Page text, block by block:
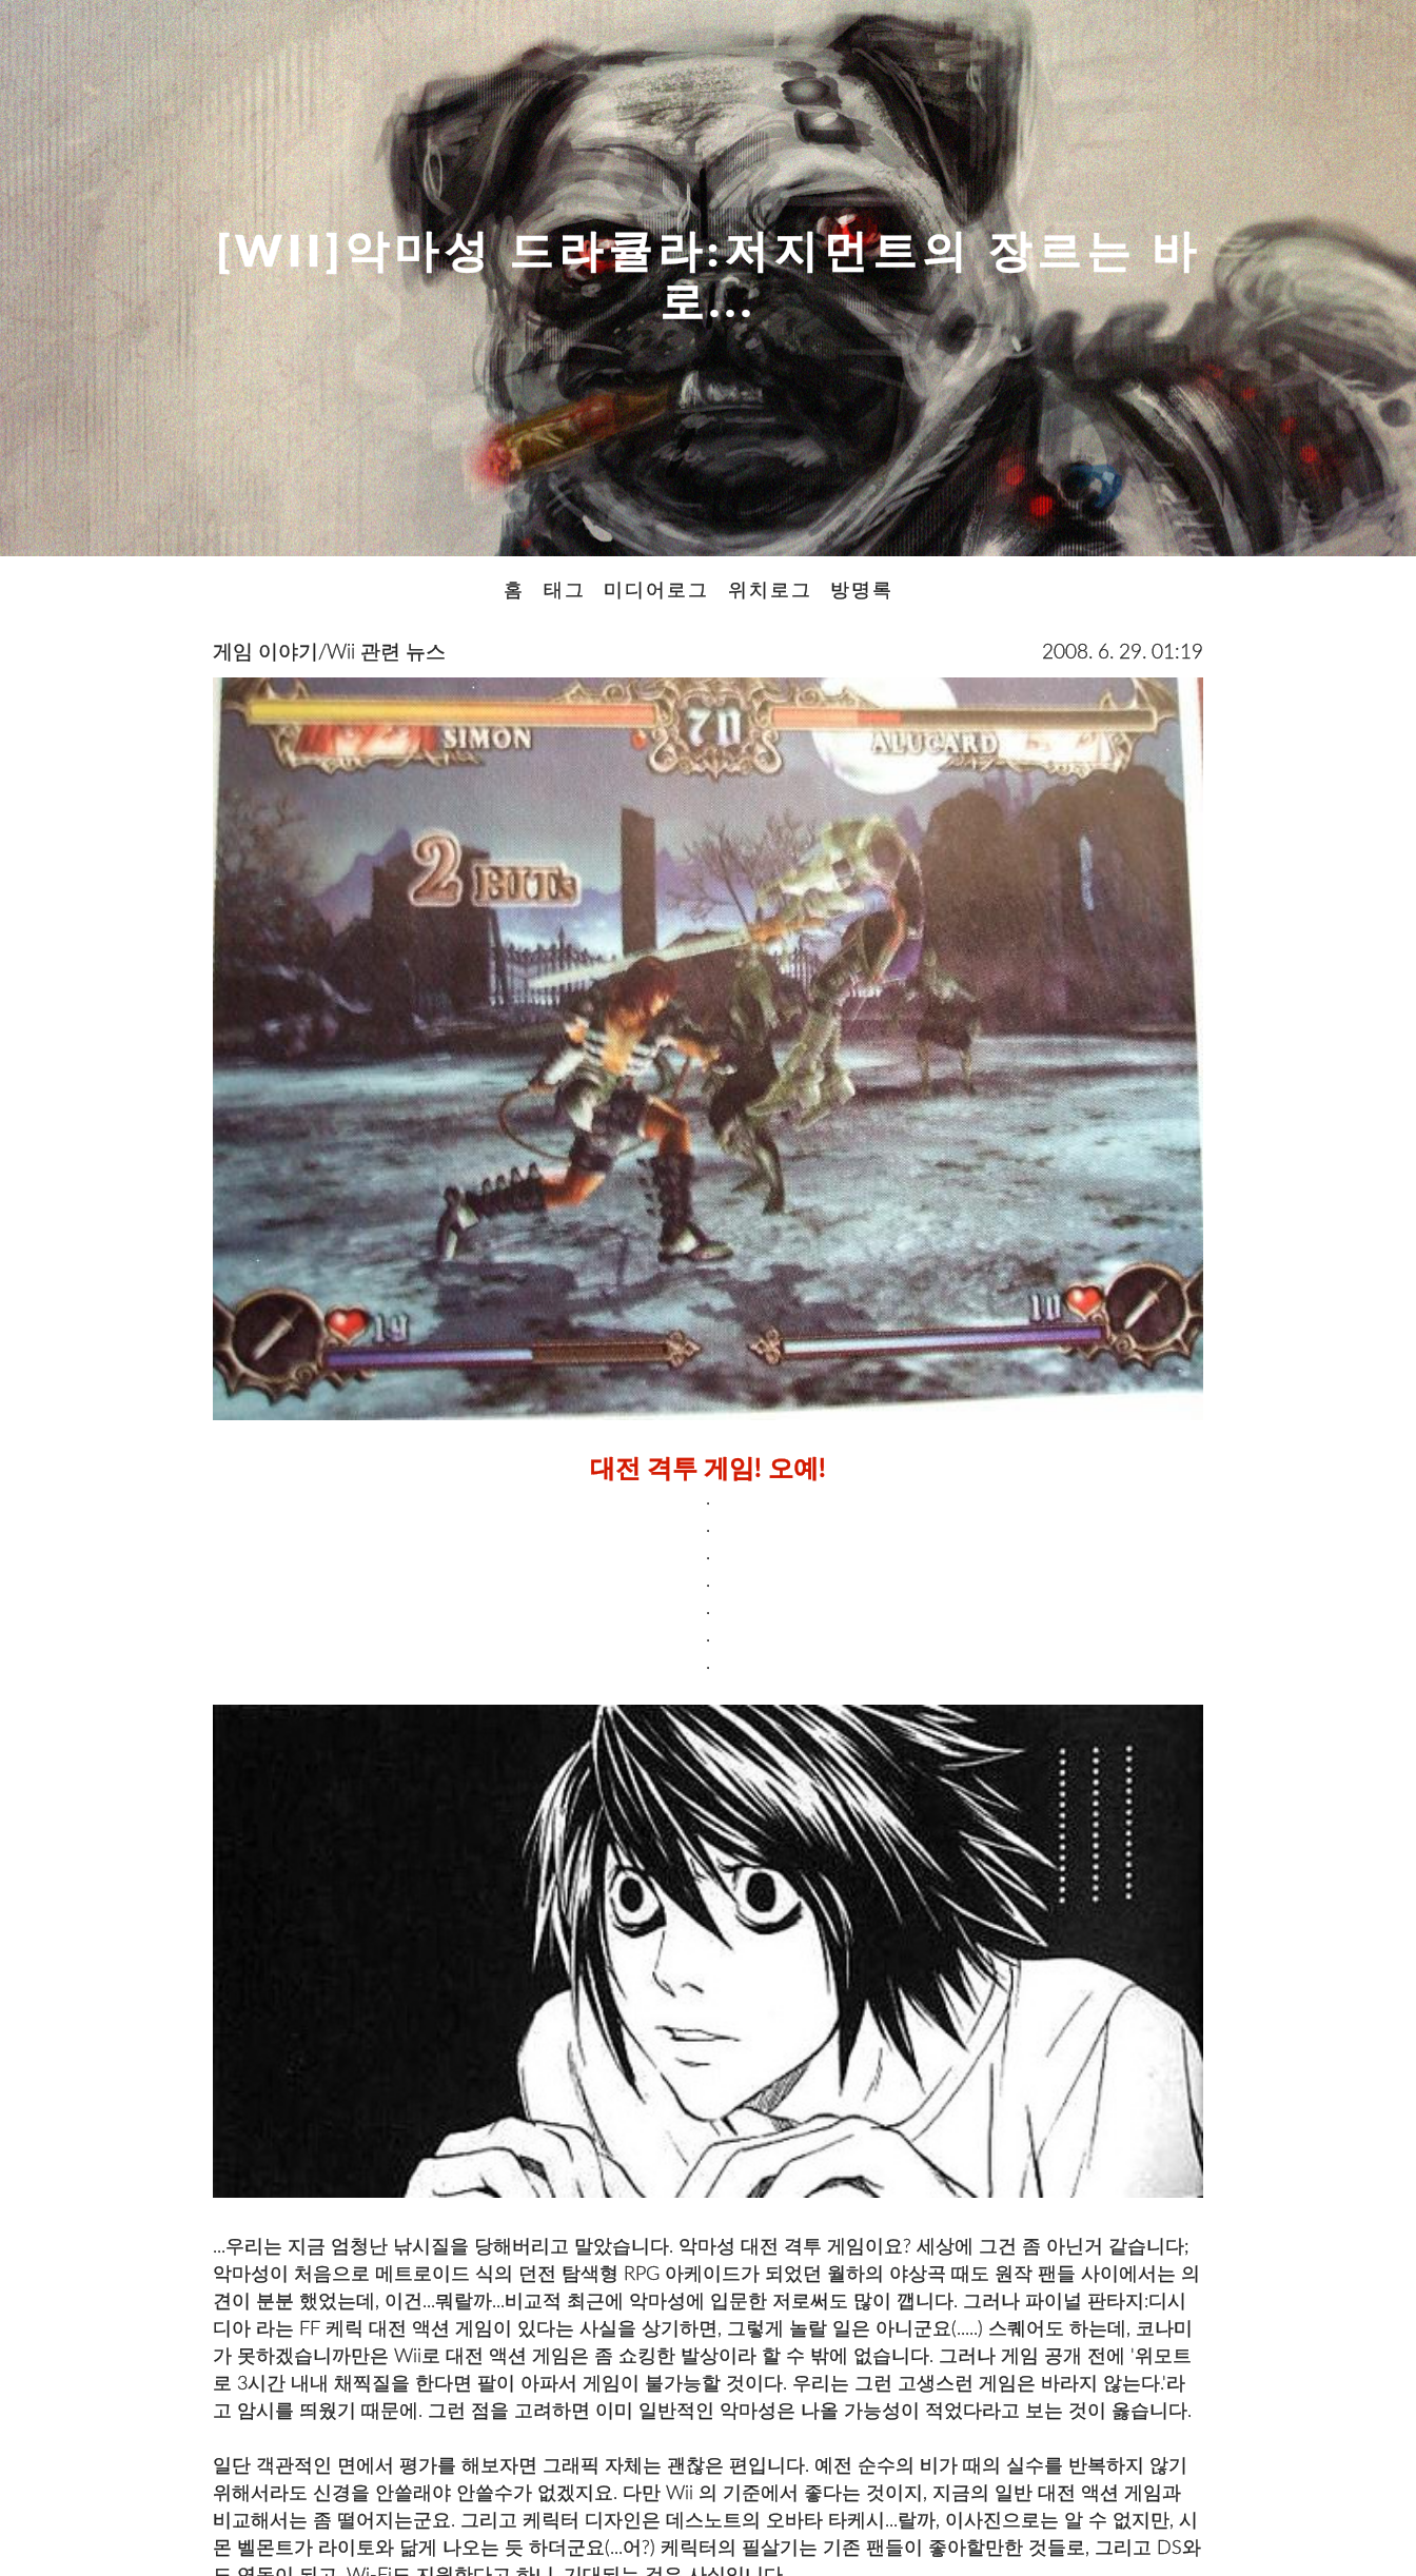
[WII]악마성 드라큘라:저지먼트의 장르는 바
로...
홈 태그 미디어로그 위치로그 방명록
게임 이야기/Wii 관련 뉴스 2008. 6. 29. 01:19
대전 격투 게임! 오예!
.
.
.
.
.
.
.
...우리는 지금 엄청난 낚시질을 당해버리고 말았습니다. 악마성 대전 격투 게임이요? 세상에 그건 좀 아닌거 같습니다;
악마성이 처음으로 메트로이드 식의 던전 탐색형 RPG 아케이드가 되었던 월하의 야상곡 때도 원작 팬들 사이에서는 의
견이 분분 했었는데, 이건...뭐랄까...비교적 최근에 악마성에 입문한 저로써도 많이 깹니다. 그러나 파이널 판타지:디시
디아 라는 FF 케릭 대전 액션 게임이 있다는 사실을 상기하면, 그렇게 놀랄 일은 아니군요(.....) 스퀘어도 하는데, 코나미
가 못하겠습니까만은 Wii로 대전 액션 게임은 좀 쇼킹한 발상이라 할 수 밖에 없습니다. 그러나 게임 공개 전에 '위모트
로 3시간 내내 채찍질을 한다면 팔이 아파서 게임이 불가능할 것이다. 우리는 그런 고생스런 게임은 바라지 않는다.'라
고 암시를 띄웠기 때문에. 그런 점을 고려하면 이미 일반적인 악마성은 나올 가능성이 적었다라고 보는 것이 옳습니다.
일단 객관적인 면에서 평가를 해보자면 그래픽 자체는 괜찮은 편입니다. 예전 순수의 비가 때의 실수를 반복하지 않기
위해서라도 신경을 안쓸래야 안쓸수가 없겠지요. 다만 Wii 의 기준에서 좋다는 것이지, 지금의 일반 대전 액션 게임과
비교해서는 좀 떨어지는군요. 그리고 케릭터 디자인은 데스노트의 오바타 타케시...랄까, 이사진으로는 알 수 없지만, 시
몬 벨몬트가 라이토와 닮게 나오는 듯 하더군요(...어?) 케릭터의 필살기는 기존 팬들이 좋아할만한 것들로, 그리고 DS와
티스토리툴바